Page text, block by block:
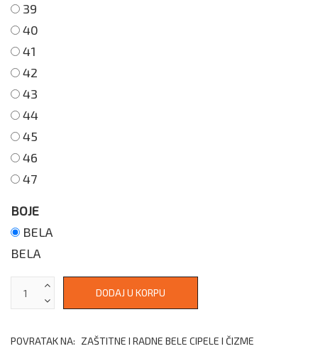
39
40
41
42
43
44
45
46
47
BOJE
BELA
BELA
POVRATAK NA: ZAŠTITNE I RADNE BELE CIPELE I ČIZME